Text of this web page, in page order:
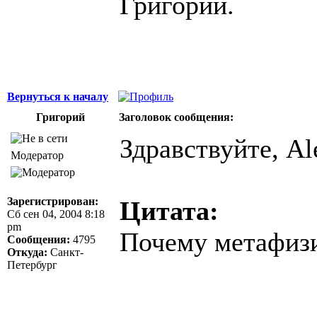
Вернуться к началу
Григорий
Заголовок сообщения:
Модератор
Зарегистрирован:
Сб сен 04, 2004 8:18
pm
Сообщения: 4795
Откуда: Санкт-
Петербург
Здравствуйте,
Цитата:
Почему